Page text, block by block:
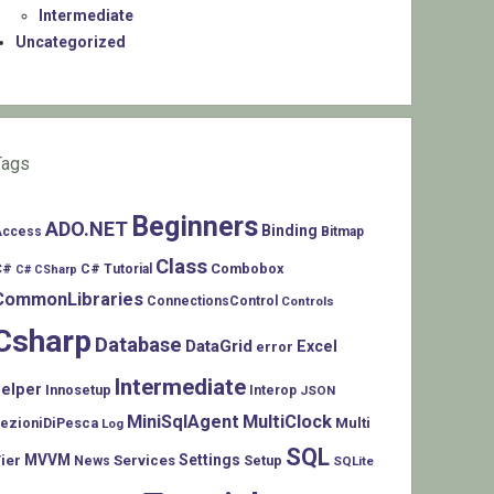
Intermediate
Uncategorized
ADO.NET Beginners Binding Bitmap
C# CSharp C# Tutorial Class Combobox
ConnectionsControl Controls
Database DataGrid error Excel
Innosetup Intermediate Interop JSON
Log MiniSqlAgent MultiClock Multi
MVVM News Services Settings Setup SQL SQLite